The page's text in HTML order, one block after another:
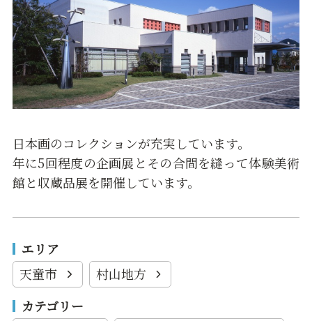
日本画のコレクションが充実しています。
年に5回程度の企画展とその合間を縫って体験美術
館と収蔵品展を開催しています。
エリア
天童市
村山地方
カテゴリー